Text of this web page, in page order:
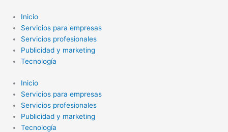
contenido
Inicio
Servicios para empresas
Servicios profesionales
Publicidad y marketing
Tecnología
Inicio
Servicios para empresas
Servicios profesionales
Publicidad y marketing
Tecnología